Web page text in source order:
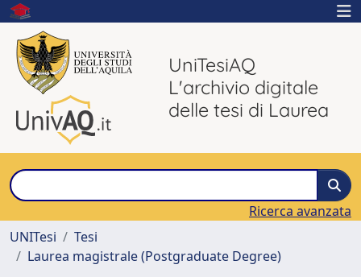
UniTesiAQ
L'archivio digitale
delle tesi di Laurea
Ricerca avanzata
UNITesi
Tesi
Laurea magistrale (Postgraduate Degree)